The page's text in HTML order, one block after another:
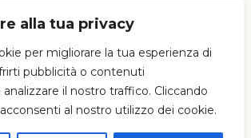
alla tua privacy
per migliorare la tua esperienza di
pubblicità o contenuti
il nostro traffico. Cliccando
al nostro utilizzo dei cookie.
info:
+39 0573 38 20 77
129/D - 51030 Pistoia (PT)
8:00 / 12:00 - 13:30 / 17:00
Fabio s.s.a. di Tesi Silvia e Gallo Antonio - P.IVA e
CF 01628120477